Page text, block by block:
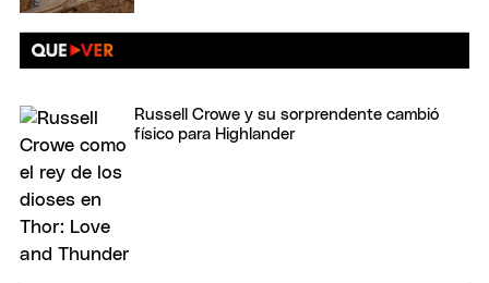
Russell Crowe y su sorprendente cambió
físico para Highlander